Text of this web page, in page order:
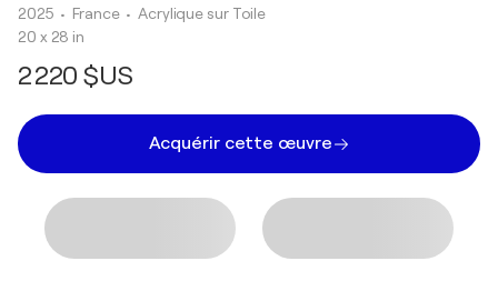
2025 • France •Acrylique sur Toile
20 x 28 in
2 220 $US
Acquérir cette œuvre